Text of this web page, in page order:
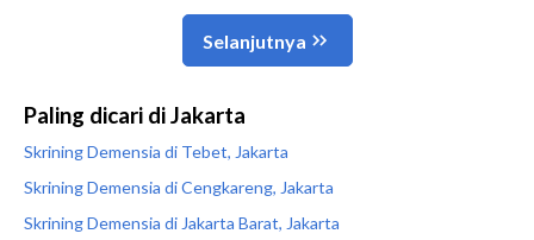
Paling dicari di Jakarta
Skrining Demensia di Tebet, Jakarta
Skrining Demensia di Cengkareng, Jakarta
Skrining Demensia di Jakarta Barat, Jakarta